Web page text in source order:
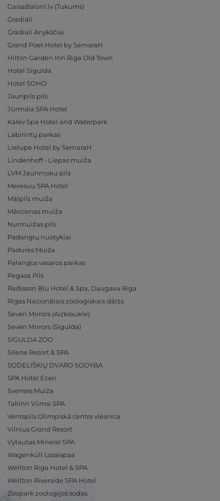
GaisaBaloni.lv (Tukums)
Gradiali
Gradiali Anykščiai
Grand Poet Hotel by SemaraH
Hilton Garden Inn Riga Old Town
Hotel Sigulda
Hotel SOHO
Jaunpils pils
Jūrmala SPA Hotel
Kalev Spa Hotel and Waterpark
Labirintų parkas
Lielupe Hotel by SemaraH
Lindenhoff - Liepas muiža
LVM Jaunmoku pils
Meresuu SPA Hotel
Mālpils muiža
Mārcienas muiža
Nurmuižas pils
Padangių nuotykiai
Padures Muiža
Palangos vasaros parkas
Pegasa Pils
Radisson Blu Hotel & Spa, Daugava Riga
Rīgas Nacionālais zooloģiskais dārzs
Seven Mirrors (Aizkraukle)
Seven Mirrors (Sigulda)
SIGULDA ZOO
Silene Resort & SPA
SODELIŠKIŲ DVARO SODYBA
SPA Hotel Ezeri
Sventes Muiža
Tallinn Viimsi SPA
Ventspils Olimpiskā centra viesnīca
Vilnius Grand Resort
Vytautas Mineral SPA
Wagenküll Lossispaa
Wellton Riga Hotel & SPA
Wellton Riverside SPA Hotel
Zoopark zoologijos sodas